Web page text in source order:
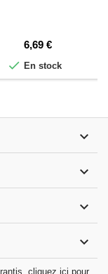
Prix
6,69 €
 En stock




cliquez ici pour